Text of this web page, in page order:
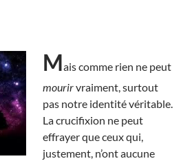
Mais comme rien ne peut
mourirvraiment, surtout
pas notre identité véritable.
La crucifixion ne peut
effrayer que ceux qui,
justement, n’ont aucune